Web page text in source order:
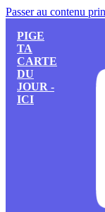
Passer au contenu
PIGE
TA
CARTE
DU
JOUR -
ICI